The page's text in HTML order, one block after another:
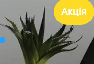
Акція